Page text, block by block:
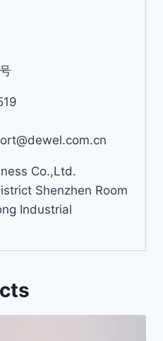
Co.,Ltd.
Shenzhen Room
Industrial